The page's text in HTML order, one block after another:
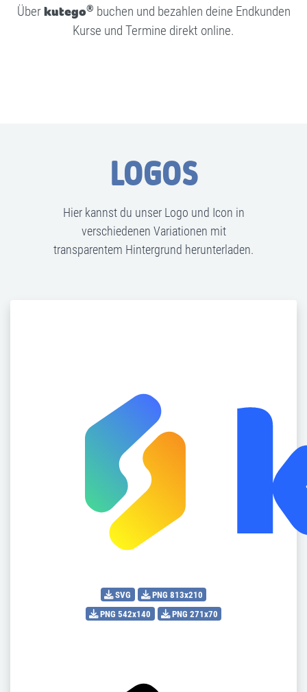
Überkutego® buchen und bezahlen deine Endkunden
Kurse und Termine direkt online.
LOGOS
Hier kannst du unser Logo und Icon in
verschiedenen Variationen mit
transparentem Hintergrund herunterladen.
SVG
PNG 813x210
PNG 542x140
PNG 271x70